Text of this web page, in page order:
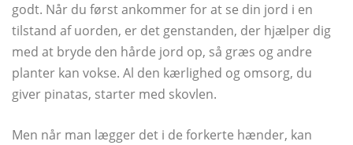
godt. Når du først ankommer for at se din jord i en
tilstand af uorden, er det genstanden, der hjælper dig
med at bryde den hårde jord op, så græs og andre
planter kan vokse. Al den kærlighed og omsorg, du
giver pinatas, starter med skovlen.
Men når man lægger det i de forkerte hænder, kan